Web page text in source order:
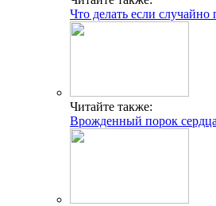
Что делать если
Читайте также:
Врожденный порок сердца